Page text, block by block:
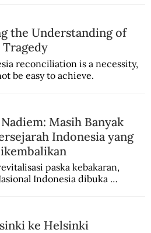
Soviet.
the Understanding of
Tragedy
reconciliation is a necessity,
be easy to achieve.
Masih Banyak
Indonesia yang
paska kebakaran,
Indonesia dibuka
2024.
ke Helsinki